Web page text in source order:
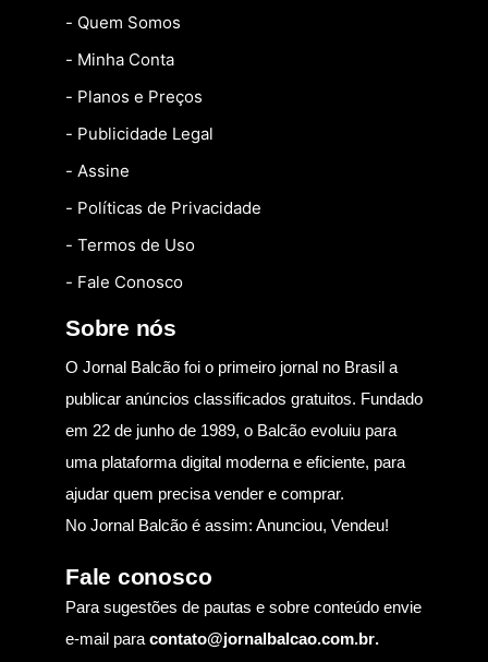
- Quem Somos
- Minha Conta
- Planos e Preços
- Publicidade Legal
- Assine
- Políticas de Privacidade
- Termos de Uso
- Fale Conosco
Sobre nós
O Jornal Balcão foi o primeiro jornal no Brasil a
publicar anúncios classificados gratuitos. Fundado
em 22 de junho de 1989, o Balcão evoluiu para
uma plataforma digital moderna e eficiente, para
ajudar quem precisa vender e comprar.
No Jornal Balcão é assim: Anunciou, Vendeu!
Fale conosco
Para sugestões de pautas e sobre conteúdo envie
e-mail para contato@jornalbalcao.com.br.